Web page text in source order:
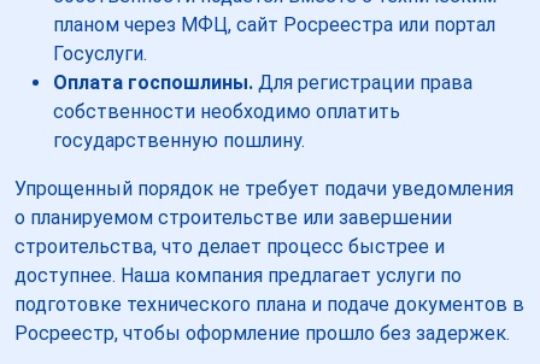
планом через МФЦ, сайт Росреестра или портал
Госуслуги.
Оплата госпошлины. Для регистрации права
собственности необходимо оплатить
государственную пошлину.
Упрощенный порядок не требует подачи уведомления
о планируемом строительстве или завершении
строительства, что делает процесс быстрее и
доступнее. Наша компания предлагает услуги по
подготовке технического плана и подаче документов в
Росреестр, чтобы оформление прошло без задержек.